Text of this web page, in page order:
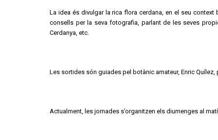
La idea és divulgar la rica flora cerdana, en el seu
consells per la seva fotografia, parlant de les seves
Cerdanya, etc.
Les sortides són guiades pel botànic amateur, Enric Quílez,
Actualment, les jornades s’organitzen els diumenges al